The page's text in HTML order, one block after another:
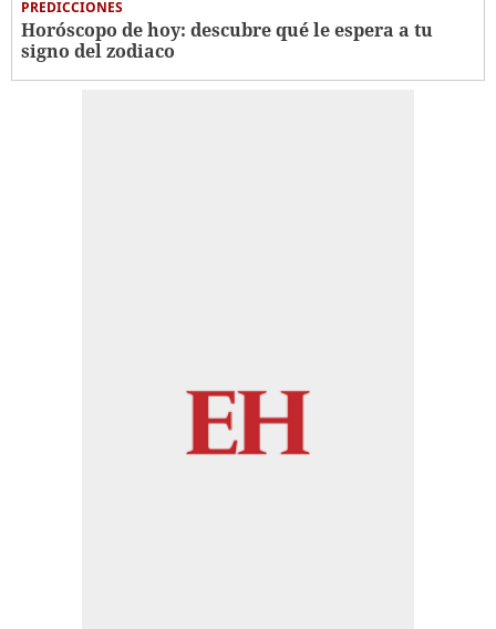
PREDICCIONES
Horóscopo de hoy: descubre qué le espera a tu
signo del zodiaco